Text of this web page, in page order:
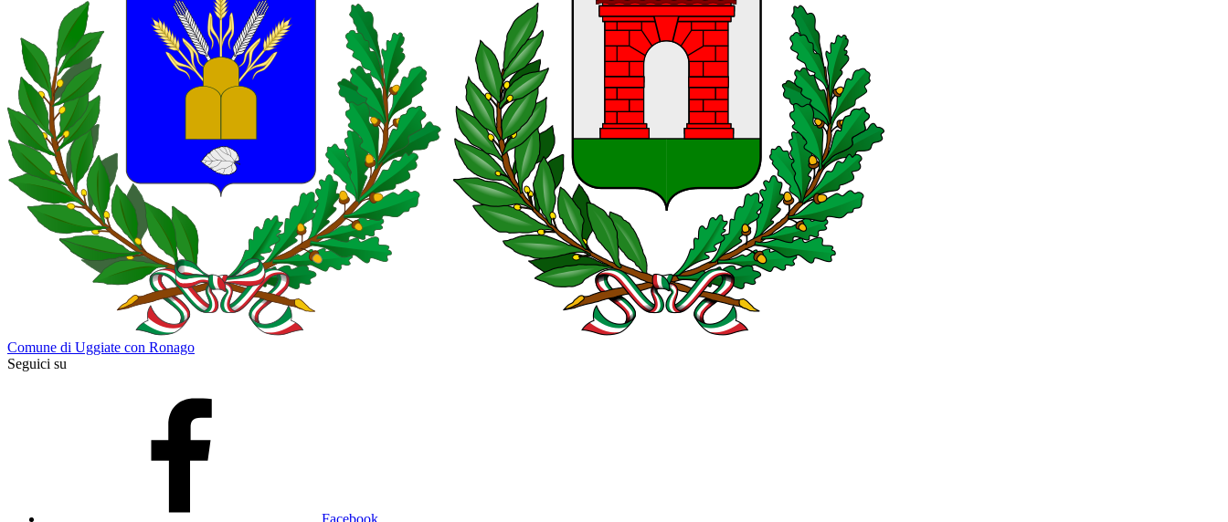
Comune di Uggiate con Ronago
Seguici su
Facebook